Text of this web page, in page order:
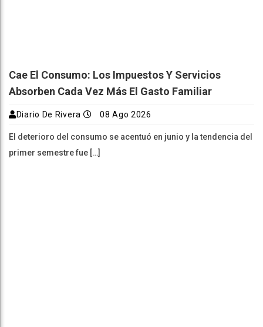
Cae El Consumo: Los Impuestos Y Servicios
Absorben Cada Vez Más El Gasto Familiar
Diario De Rivera 08 Ago 2026
El deterioro del consumo se acentuó en junio y la tendencia del
primer semestre fue […]